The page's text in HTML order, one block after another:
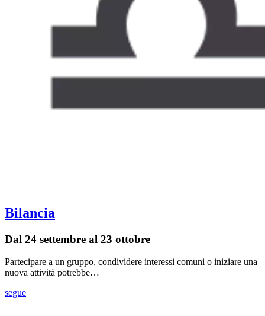
Bilancia
Dal 24 settembre al 23 ottobre
Partecipare a un gruppo, condividere interessi comuni o iniziare una
nuova attività potrebbe…
segue